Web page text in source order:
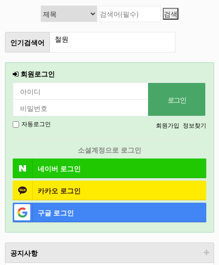
인기검색어
2026
인천
2027
강릉
철원
회원로그인
자동로그인 회원가입 정보찾기
소셜계정으로 로그인
네이버 로그인
카카오 로그인
구글 로그인
공지사항